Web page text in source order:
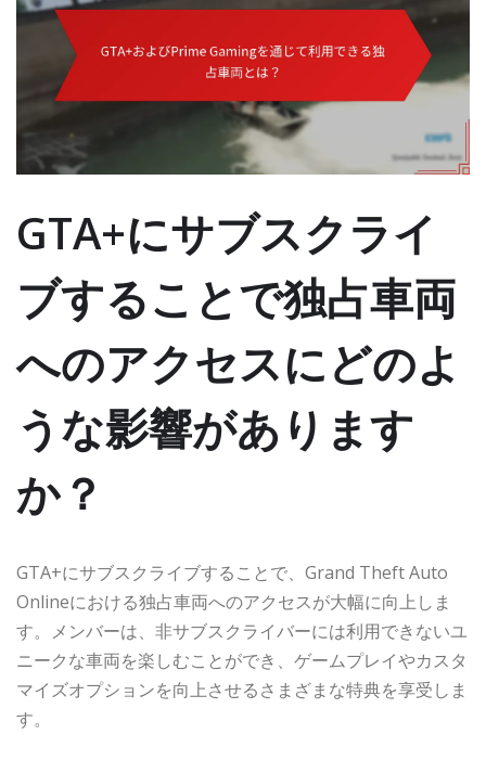
GTA+にサブスクライ
ブすることで独占車両
へのアクセスにどのよ
うな影響があります
か？
GTA+にサブスクライブすることで、Grand Theft Auto
Onlineにおける独占車両へのアクセスが大幅に向上しま
す。メンバーは、非サブスクライバーには利用できないユ
ニークな車両を楽しむことができ、ゲームプレイやカスタ
マイズオプションを向上させるさまざまな特典を享受しま
す。